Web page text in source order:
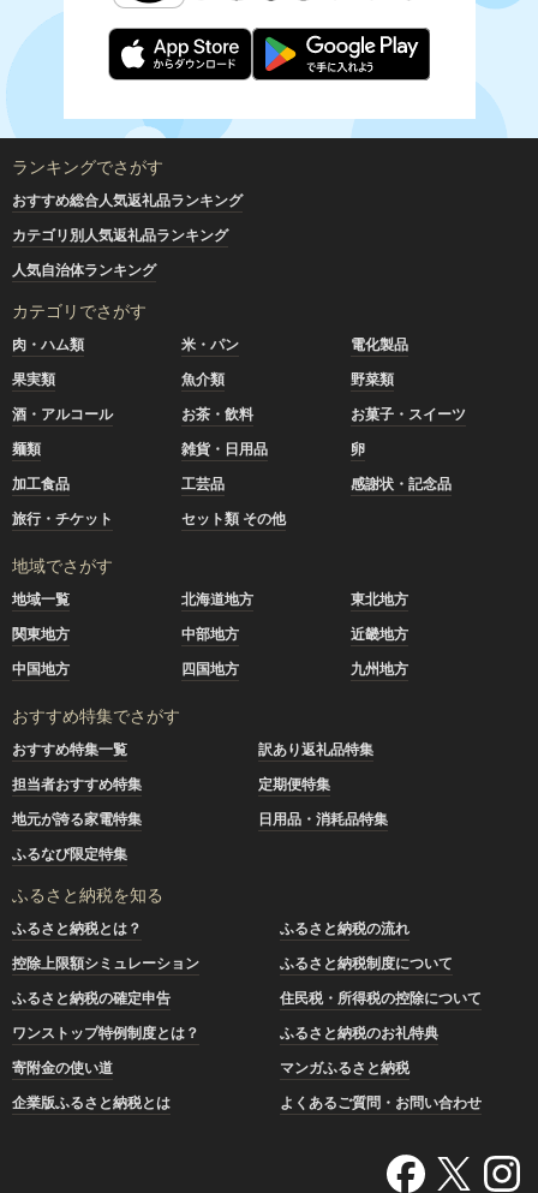
ランキングでさがす
おすすめ総合人気返礼品ランキング
カテゴリ別人気返礼品ランキング
人気自治体ランキング
カテゴリでさがす
肉・ハム類 米・パン
電化製品
果実類
魚介類
野菜類
酒・アルコール
お茶・飲料
お菓子・スイーツ
麺類
雑貨・日用品
卵
加工食品
工芸品
感謝状・記念品
旅行・チケット
セット類 その他
地域でさがす
地域一覧 北海道地方
東北地方
関東地方
中部地方
近畿地方
中国地方
四国地方 九州地方
おすすめ特集でさがす
おすすめ特集一覧
訳あり返礼品特集
担当者おすすめ特集
定期便特集
地元が誇る家電特集
日用品・消耗品特集
ふるなび限定特集
ふるさと納税を知る
ふるさと納税とは？
ふるさと納税の流れ
控除上限額シミュレーション
ふるさと納税制度について
ふるさと納税の確定申告
住民税・所得税の控除について
ワンストップ特例制度とは？
ふるさと納税のお礼特典
寄附金の使い道
マンガふるさと納税
企業版ふるさと納税とは
よくあるご質問・お問い合わせ